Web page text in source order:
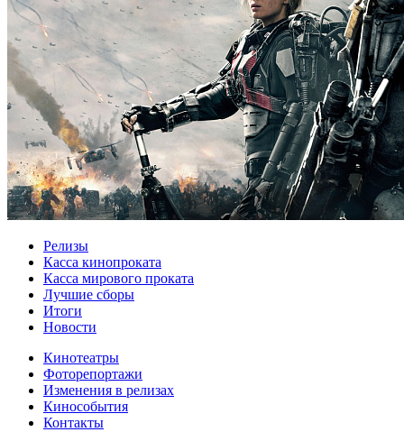
Релизы
Касса кинопроката
Касса мирового проката
Лучшие сборы
Итоги
Новости
Кинотеатры
Фоторепортажи
Изменения в релизах
Кинособытия
Контакты